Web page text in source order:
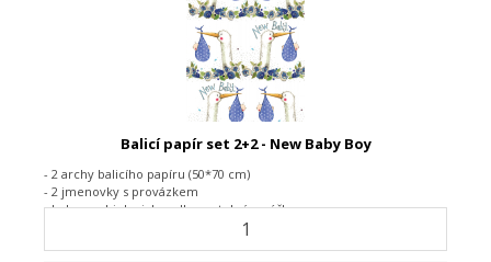
Balicí papír set 2+2 - New Baby Boy
- 2 archy balicího papíru (50*70 cm)
- 2 jmenovky s provázkem
- baleno v biologicky odbouratelném sáčku